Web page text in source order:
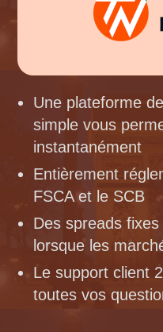
Une plateforme
simple vous
instantanément
Entièrement
FSCA et le SCB
Des spreads
lorsque les
Le support client
toutes vos